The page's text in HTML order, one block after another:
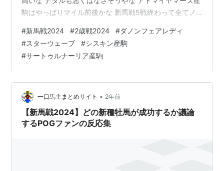
駒はやっぱりマイル前後かな 新馬戦5戦終わって全てノ
馬が何であろうが勝つな ナダル産駒はダートだな 馬力は
あるけどトップスピードが足りない 新種牡馬勝ちはシス
キンだけ!? そうやな サートゥルナーリア産駒勝てなかっ
た… サートゥルナーリア大丈夫か!? レイデオロコース辿
るなよ… 今週はダノンフェアレディとショウナンザナ
ド…
#新馬戦2024 #2歳戦2024 #ダノンフェアレディ
#スターウェーブ #シスキン産駒
#サートゥルナーリア産駒
一口馬主まとめサイト • 2年前
【新馬戦2024】どの新種牡馬が成功するか議論
するPOGファンの反応集